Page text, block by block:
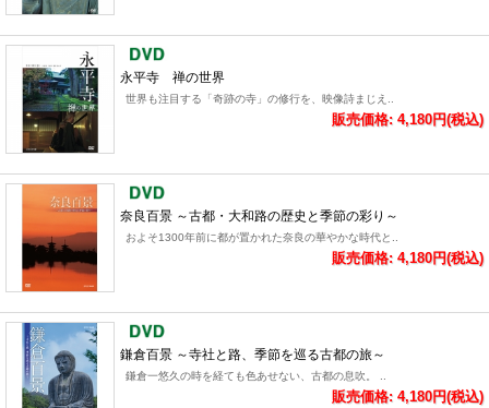
永平寺 禅の世界
世界も注目する「奇跡の寺」の修行を、映像詩まじえ..
販売価格: 4,180円(税込)
奈良百景 ～古都・大和路の歴史と季節の彩り～
およそ1300年前に都が置かれた奈良の華やかな時代と..
販売価格: 4,180円(税込)
鎌倉百景 ～寺社と路、季節を巡る古都の旅～
鎌倉一悠久の時を経ても色あせない、古都の息吹。 ..
販売価格: 4,180円(税込)